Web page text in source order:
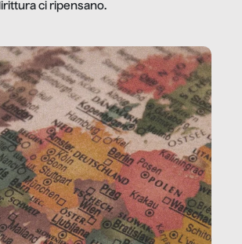
ci ripensano.